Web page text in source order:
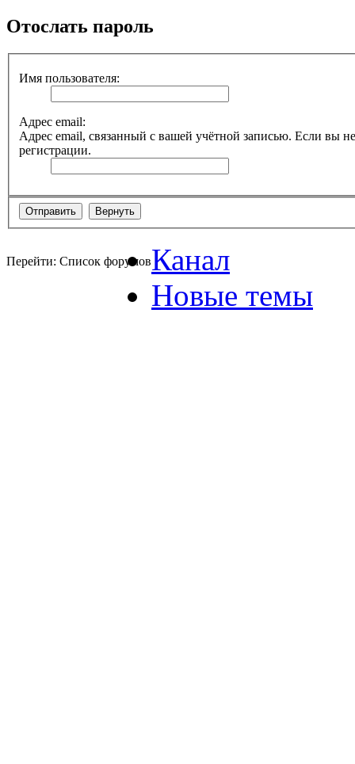
Отослать пароль
Имя пользователя:
Адрес email:
Адрес email, связанный с вашей учётной записью. Если вы
регистрации.
Перейти: Список форумовКанал
Новые темы